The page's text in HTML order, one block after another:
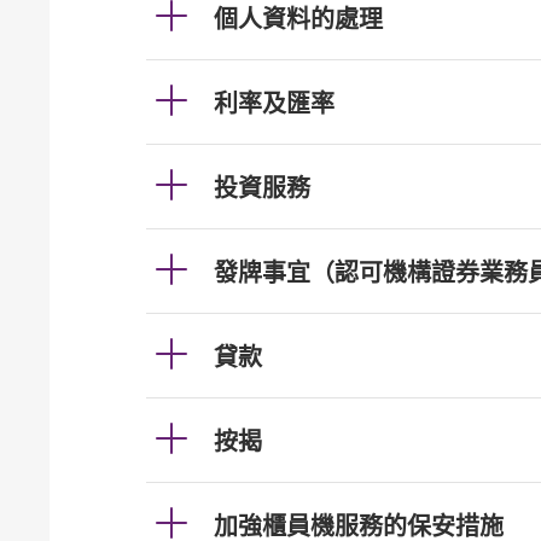
個人資料的處理
利率及匯率
投資服務
發牌事宜（認可機構證券業務
貸款
按揭
加強櫃員機服務的保安措施